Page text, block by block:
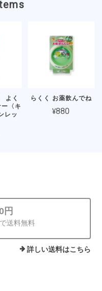
よく
〈キ
レッ
らくく お薬飲んでね
¥880
円
送料無料
詳しい送料はこちら